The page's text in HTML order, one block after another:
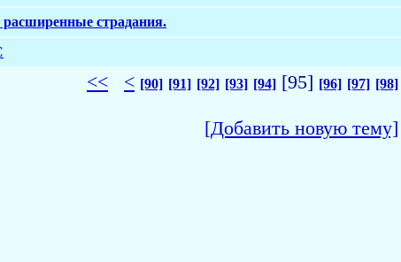
страдания.
<< < [90] [91] [92] [93] [94] [95] [96] [97] [98]
[Добавить новую тему]